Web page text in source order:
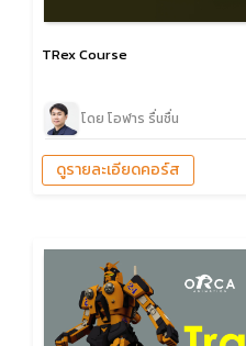
TRex Course
โดย โอฬาร รื่นชื่น
ดูรายละเอียดคอร์ส